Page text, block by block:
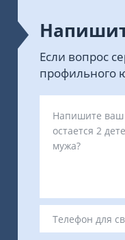
Если вопрос
профильного